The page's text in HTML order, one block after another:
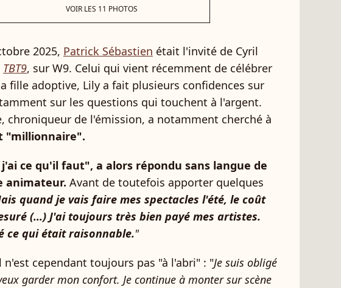
VOIR LES 11 PHOTOS
2025, Patrick Sébastien était l'invité de Cyril
TBT9, sur W9. Celui qui vient récemment de célébrer
fille adoptive, Lily a fait plusieurs confidences sur
sur les questions qui touchent à l'argent.
chroniqueur de l'émission, a notamment cherché à
"millionnaire".
ce qu'il faut", a alors répondu sans langue de
animateur. Avant de toutefois apporter quelques
quand je vais faire mes spectacles l'été, le coût
(...) J'ai toujours très bien payé mes artistes.
ce qui était raisonnable."
cependant toujours pas "à l'abri" : "Je suis obligé
garder mon confort. Je continue à monter sur scène